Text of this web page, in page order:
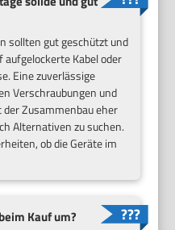
sollten gut geschützt und
Kabel oder
Eine zuverlässige
Verschraubungen und
Zusammenbau eher
Alternativen zu suchen.
ob die Geräte im
Kauf um?